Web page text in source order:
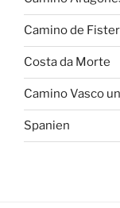
Camino de
Costa da Morte
Camino Vasco
Spanien